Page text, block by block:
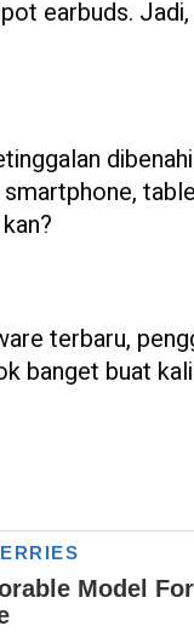
earbuds.
terbaru,
banget buat